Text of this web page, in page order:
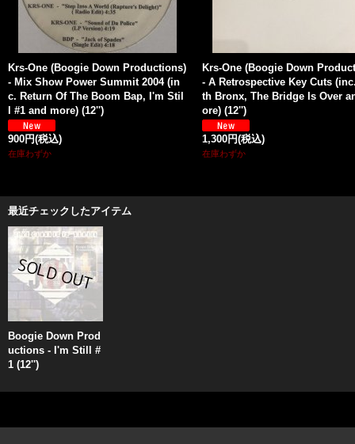
Krs-One (Boogie Down Productions)
- Mix Show Power Summit 2004 (in
c. Return Of The Boom Bap, I'm Stil
l #1 and more) (12'')
900円(税込)
在庫わずか
Krs-One (Boogie Down
- A Retrospective Key Cuts
th Bronx, The Bridge Is Over
ore) (12'')
1,300円(税込)
在庫わずか
最近チェックしたアイテム
Boogie Down Prod
uctions - I'm Still #
1 (12'')